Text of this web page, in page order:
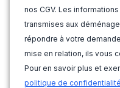
nos CGV. Les
transmises aux
répondre à votre
mise en relation, ils vous
Pour en savoir plus et
politique de